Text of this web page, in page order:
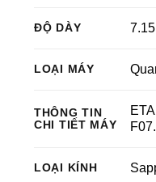
ĐỘ DÀY
LOẠI MÁY
THÔNG TIN
CHI TIẾT MÁY
LOẠI KÍNH